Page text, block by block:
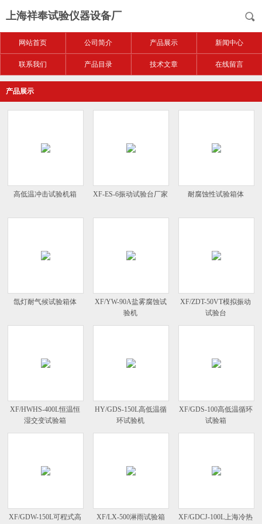
上海祥奉试验仪器设备厂
网站首页 公司简介 产品展示 新闻中心
联系我们 产品目录 技术文章 在线留言
产品展示
高低温冲击试验机箱 XF-ES-6振动试验台厂家 耐腐蚀性试验箱体
氙灯耐气候试验箱体
XF/YW-90A盐雾腐蚀试
验机
XF/ZDT-50VT模拟振动
试验台
XF/HWHS-400L恒温恒
湿交变试验箱
HY/GDS-150L高低温循
环试验机
XF/GDS-100高低温循环
试验箱
XF/GDW-150L可程式高
XF/LX-500淋雨试验箱
XF/GDCJ-100L上海冷热